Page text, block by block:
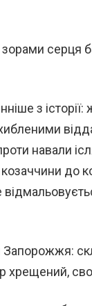
серця
з історії:
навали
до
хрещений,